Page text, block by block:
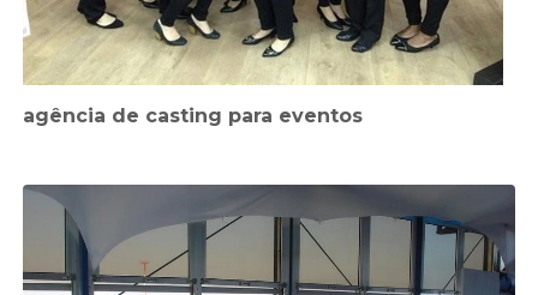
agência de casting para eventos